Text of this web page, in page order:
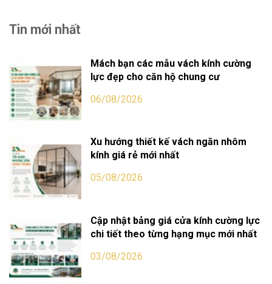
Tin mới nhất
Mách bạn các mẫu vách kính cường
lực đẹp cho căn hộ chung cư
06/08/2026
Xu hướng thiết kế vách ngăn nhôm
kính giá rẻ mới nhất
05/08/2026
Cập nhật bảng giá cửa kính cường lực
chi tiết theo từng hạng mục mới nhất
03/08/2026